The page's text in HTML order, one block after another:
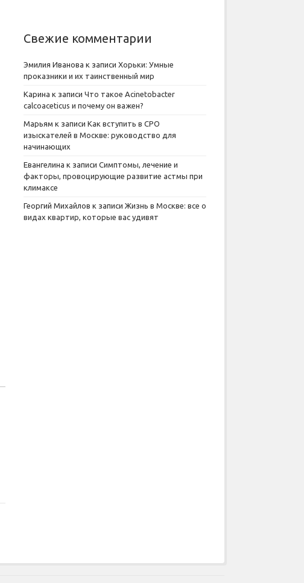
Свежие комментарии
Эмилия Иванова к записи Хорьки: Умные
проказники и их таинственный мир
Карина к записи Что такое Acinetobacter
calcoaceticus и почему он важен?
Марьям к записи Как вступить в СРО
изыскателей в Москве: руководство для
начинающих
Евангелина к записи Симптомы, лечение и
факторы, провоцирующие развитие астмы при
климаксе
Георгий Михайлов к записи Жизнь в Москве: все о
видах квартир, которые вас удивят